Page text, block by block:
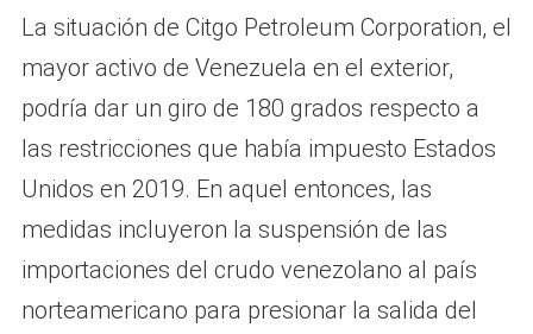
La situación de Citgo Petroleum Corporation, el
mayor activo de Venezuela en el exterior,
podría dar un giro de 180 grados respecto a
las restricciones que había impuesto Estados
Unidos en 2019. En aquel entonces, las
medidas incluyeron la suspensión de las
importaciones del crudo venezolano al país
norteamericano para presionar la salida del